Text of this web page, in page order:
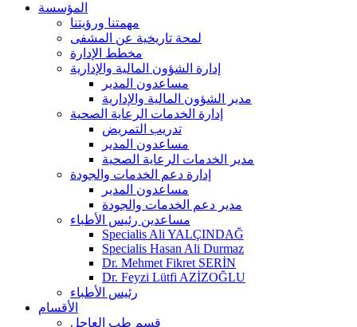
المؤسسة
مهمتنا ورؤيتنا
لمحة تاريخية عن المشفى
مخطط الإدارة
إدارة الشؤون المالية والإدارية
مساعدون المدير
مدير الشؤون المالية والإدارية
إدارة الخدمات الرعاية الصحية
تدريب التمريض
مساعدون المدير
مدير الخدمات الرعاية الصحية
إدارة دعم الخدمات والجودة
مساعدون المدير
مدير دعم الخدمات والجودة
مساعدين رئيس الأطباء
Specialis Ali YALÇINDAĞ
Specialis Hasan Ali Durmaz
Dr. Mehmet Fikret SERİN
Dr. Feyzi Lütfi AZİZOĞLU
رئيس الأطباء
الأقسام
قسم طب العاجل